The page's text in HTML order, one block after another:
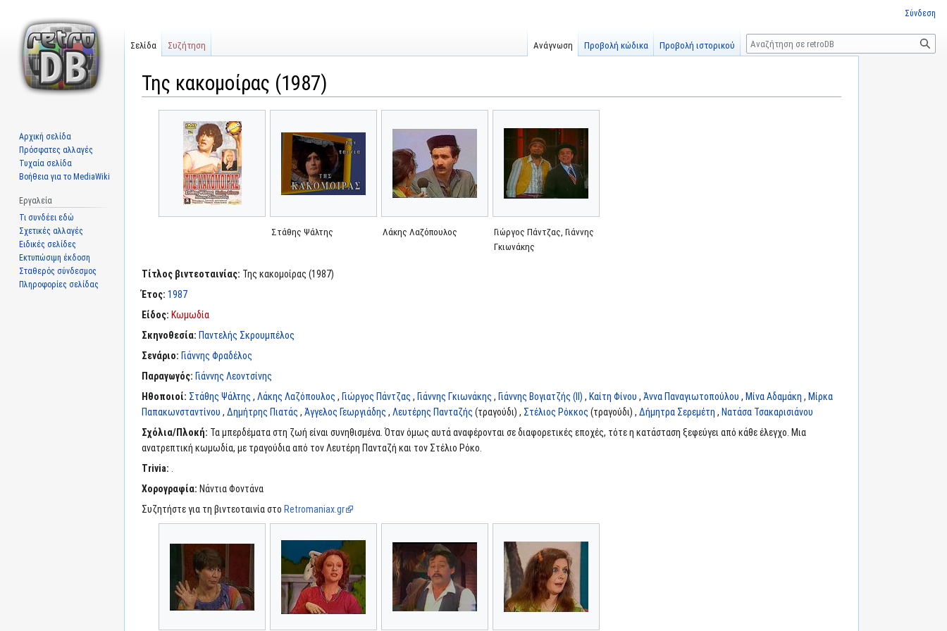
Της κακομοίρας (1987)
αναζήτηση
Στάθης Ψάλτης Λάκης Λαζόπουλος
Γιώργος Πάντζας, Γιάννης
Γκιωνάκης
Τίτλος βιντεοταινίας: Της κακομοίρας (1987)
Έτος: 1987
Είδος: Κωμωδία
Σκηνοθεσία: Παντελής Σκρουμπέλος
Σενάριο: Γιάννης Φραδέλος
Παραγωγός: Γιάννης Λεοντσίνης
Ηθοποιοί: Στάθης Ψάλτης , Λάκης Λαζόπουλος , Γιώργος Πάντζας , Γιάννης Γκιωνάκης , Γιάννης Βογιατζής (II) , Καίτη Φίνου , Άννα Παναγιωτοπούλου , Μίνα Αδαμάκη , Μίρκα
Παπακωνσταντίνου , Δημήτρης Πιατάς , Άγγελος Γεωργιάδης , Λευτέρης Πανταζής (τραγούδι) , Στέλιος Ρόκκος (τραγούδι) , Δήμητρα Σερεμέτη , Νατάσα Τσακαρισιάνου
Σχόλια/Πλοκή: Τα μπερδέματα στη ζωή είναι συνηθισμένα. Όταν όμως αυτά αναφέρονται σε διαφορετικές εποχές, τότε η κατάσταση ξεφεύγει από κάθε έλεγχο. Μια
ανατρεπτική κωμωδία, με τραγούδια από τον Λευτέρη Πανταζή και τον Στέλιο Ρόκο.
Trivia:
Χορογραφία: Νάντια Φοντάνα
Συζητήστε για τη βιντεοταινία στο Retromaniax.gr
Σύνδεση
Σελίδα Συζήτηση Ανάγνωση Προβολή κώδικα Προβολή ιστορικού
Αναζήτηση
Αρχική σελίδα
Πρόσφατες αλλαγές
Τυχαία σελίδα
Βοήθεια για το MediaWiki
Εργαλεία
Τι συνδέει εδώ
Σχετικές αλλαγές
Ειδικές σελίδες
Εκτυπώσιμη έκδοση
Σταθερός σύνδεσμος
Πληροφορίες σελίδας